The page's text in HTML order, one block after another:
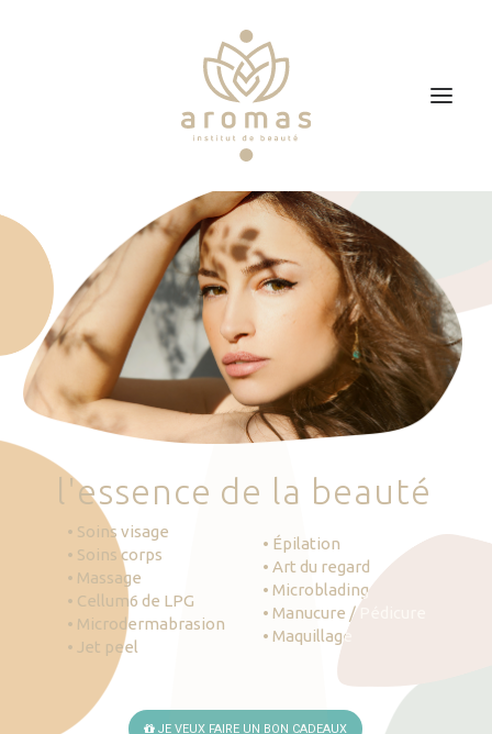
Soins
Je veux faire un bon cadeau
Plan d’accès
Prendre RDV
'essence de la beauté
• Soins visage
• Soins corps
• Massage
• Cellum6 de LPG
• Microdermabrasion
• Jet peel
• Épilation
• Art du regard
• Microblading
• Manucure / Pédicure
• Maquillage
JE VEUX FAIRE UN BON CADEAUX